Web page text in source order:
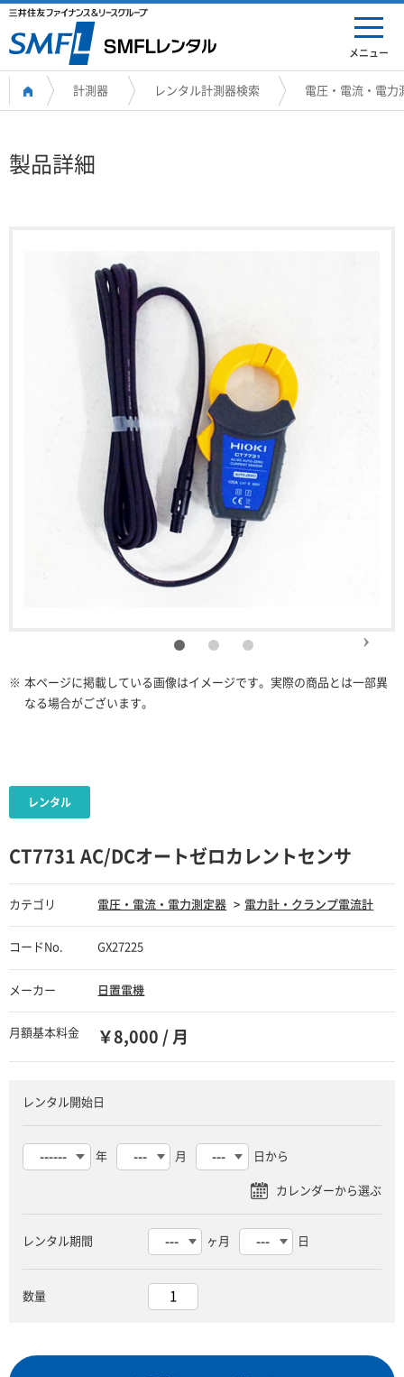
メニュー
計測器 レンタル計測器検索 電圧・電流・電力
製品詳細
※ 本ページに掲載している画像はイメージです。実際の商品とは一部異
なる場合がございます。
CT7731 AC/DCオートゼロカレントセンサ
カテゴリ 電圧・電流・電力測定器 電力計・クランプ電流計
コードNo. GX27225
メーカー 日置電機
月額基本料金 ￥8,000 / 月
レンタル開始日
年 月 日から
レンタル期間 ヶ月 日
数量